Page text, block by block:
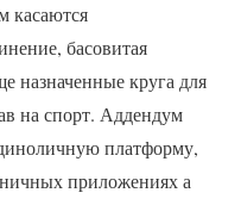
касаются
басовитая
назначенные круга для
на спорт. Аддендум
платформу,
приложениях а